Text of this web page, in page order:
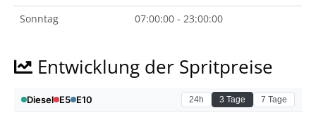
Sonntag
07:00:00 - 23:00:00
Entwicklung der Spritpreise